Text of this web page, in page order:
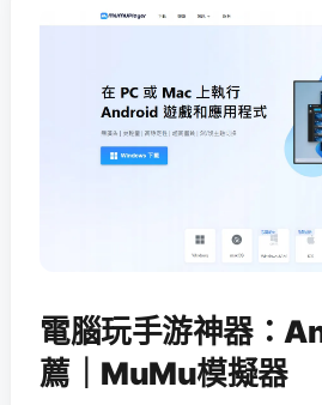
電腦玩手游神器：
薦｜MuMu模擬器